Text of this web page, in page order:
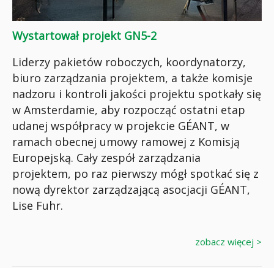
Wystartował projekt GN5-2
Liderzy pakietów roboczych, koordynatorzy,
biuro zarządzania projektem, a także komisje
nadzoru i kontroli jakości projektu spotkały się
w Amsterdamie, aby rozpocząć ostatni etap
udanej współpracy w projekcie GÉANT, w
ramach obecnej umowy ramowej z Komisją
Europejską. Cały zespół zarządzania
projektem, po raz pierwszy mógł spotkać się z
nową dyrektor zarządzającą asocjacji GÉANT,
Lise Fuhr.
zobacz więcej >